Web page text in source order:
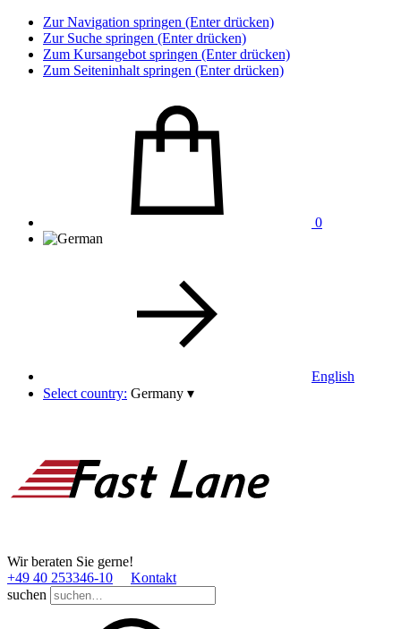
Zur Navigation springen (Enter drücken)
Zur Suche springen (Enter drücken)
Zum Kursangebot springen (Enter drücken)
Zum Seiteninhalt springen (Enter drücken)
0
English
Select country: Germany ▾
Wir beraten Sie gerne!
+49 40 253346­-10
Kontakt
suchen